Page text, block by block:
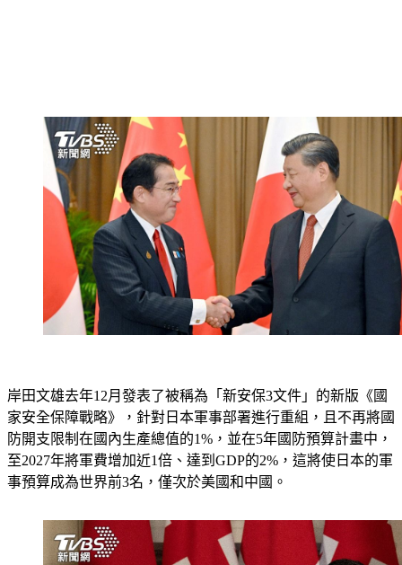
岸田文雄去年12月發表了被稱為「新安保3文件」的新版《國
家安全保障戰略》，針對日本軍事部署進行重組，且不再將國
防開支限制在國內生產總值的1%，並在5年國防預算計畫中，
至2027年將軍費增加近1倍、達到GDP的2%，這將使日本的軍
事預算成為世界前3名，僅次於美國和中國。